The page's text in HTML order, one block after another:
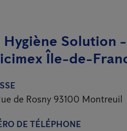
Hygiène Solution -
Île-de-
de Rosny 93100 Montreuil
DE TÉLÉPHONE